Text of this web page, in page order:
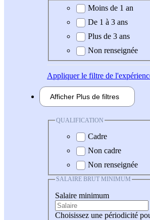
Expérience demandée
Moins de 1 an
De 1 à 3 ans
Plus de 3 ans
Non renseignée
Appliquerle filtre de
Afficher Plus de filtres
QUALIFICATION
Cadre
Non cadre
Non renseignée
SALAIRE BRUT MINIMUM
Salaire minimum
Choisissez une périodicité